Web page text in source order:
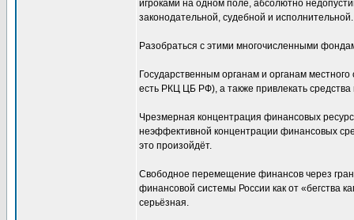
игроками на одном поле, абсолютно
законодательной, судебной и исполнительной.
Разобраться с этими многочисленными
Государственным органам и органам
есть РКЦ ЦБ РФ), а также привлекать
Чрезмерная концентрация финансовых
неэффективной концентрации финансовых
это произойдёт.
Свободное перемещение финансов через
финансовой системы России как от «бегства
серьёзная.